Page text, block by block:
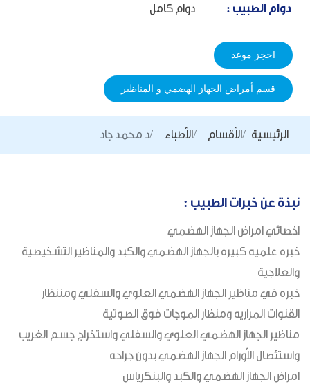
دوام الطبيب : دوام كامل
احجز موعد
قسم أمراض الجهاز الهضمي و المناظير
الرئيسية الأقسام الأطباء د محمد جاد
نبذة عن خبرات الطبيب :
اخصائي امراض الجهاز الهضمي
خبره علميه كبيره بالجهاز الهضمي والكبد والمناظير التشخيصية
والعلاجية
خبره في مناظير الجهاز الهضمي العلوي والسفلي ومننظار
القنوات المراريه ومنظار الموجات فوق الصوتية
مناظير الجهاز الهضمي العلوي والسفلي واستخراج جسم الغريب
واستئصال الأورام الجهاز الهضمي بدون جراحه
امراض الجهاز الهضمي والكبد والبنكرياس